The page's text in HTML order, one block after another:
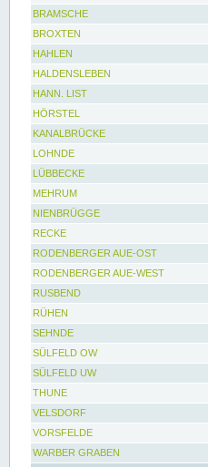
BRAMSCHE
BROXTEN
HAHLEN
HALDENSLEBEN
HANN. LIST
HÖRSTEL
KANALBRÜCKE
LOHNDE
LÜBBECKE
MEHRUM
NIENBRÜGGE
RECKE
RODENBERGER AUE-OST
RODENBERGER AUE-WEST
RUSBEND
RÜHEN
SEHNDE
SÜLFELD OW
SÜLFELD UW
THUNE
VELSDORF
VORSFELDE
WARBER GRABEN